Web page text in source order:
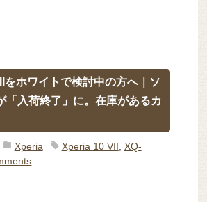
をホワイトで検討中の方へ｜ソ
「入荷終了」に。在庫があるカ
Xperia Xperia 10 VII XQ-